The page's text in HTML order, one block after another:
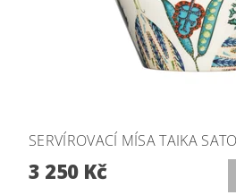
SERVÍROVACÍ MÍSA TAIKA
3 250 Kč